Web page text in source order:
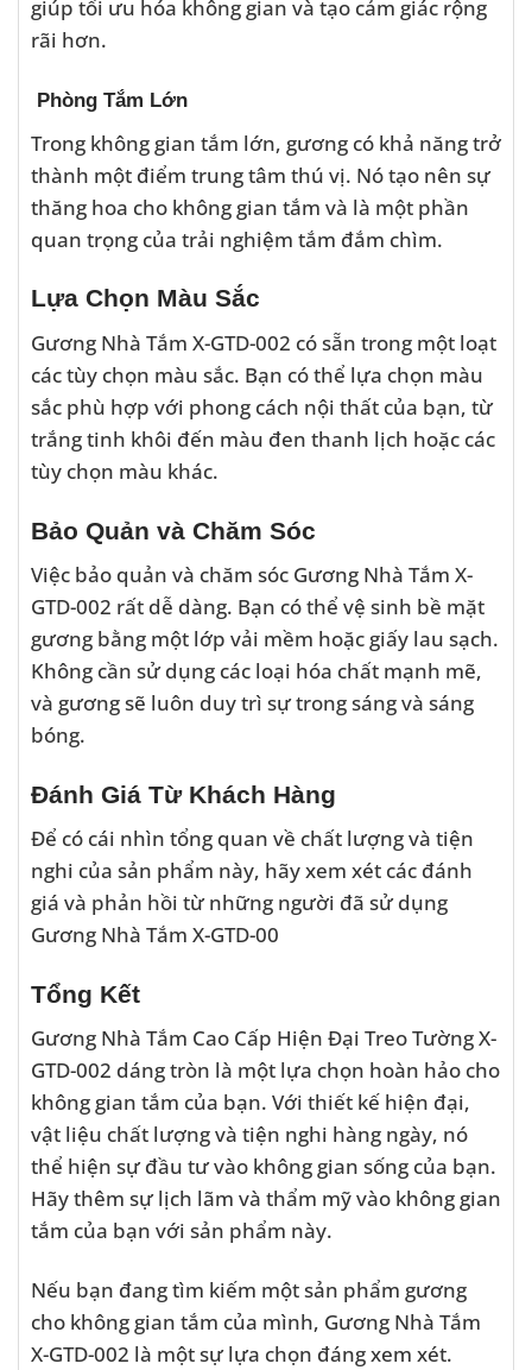
giúp tối ưu hóa không gian và tạo cảm giác rộng
rãi hơn.
Phòng Tắm Lớn
Trong không gian tắm lớn, gương có khả năng trở
thành một điểm trung tâm thú vị. Nó tạo nên sự
thăng hoa cho không gian tắm và là một phần
quan trọng của trải nghiệm tắm đắm chìm.
Lựa Chọn Màu Sắc
Gương Nhà Tắm X-GTD-002 có sẵn trong một loạt
các tùy chọn màu sắc. Bạn có thể lựa chọn màu
sắc phù hợp với phong cách nội thất của bạn, từ
trắng tinh khôi đến màu đen thanh lịch hoặc các
tùy chọn màu khác.
Bảo Quản và Chăm Sóc
Việc bảo quản và chăm sóc Gương Nhà Tắm X-
GTD-002 rất dễ dàng. Bạn có thể vệ sinh bề mặt
gương bằng một lớp vải mềm hoặc giấy lau sạch.
Không cần sử dụng các loại hóa chất mạnh mẽ,
và gương sẽ luôn duy trì sự trong sáng và sáng
bóng.
Đánh Giá Từ Khách Hàng
Để có cái nhìn tổng quan về chất lượng và tiện
nghi của sản phẩm này, hãy xem xét các đánh
giá và phản hồi từ những người đã sử dụng
Gương Nhà Tắm X-GTD-00
Tổng Kết
Gương Nhà Tắm Cao Cấp Hiện Đại Treo Tường X-
GTD-002 dáng tròn là một lựa chọn hoàn hảo cho
không gian tắm của bạn. Với thiết kế hiện đại,
vật liệu chất lượng và tiện nghi hàng ngày, nó
thể hiện sự đầu tư vào không gian sống của bạn.
Hãy thêm sự lịch lãm và thẩm mỹ vào không gian
tắm của bạn với sản phẩm này.
Nếu bạn đang tìm kiếm một sản phẩm gương
cho không gian tắm của mình, Gương Nhà Tắm
X-GTD-002 là một sự lựa chọn đáng xem xét.